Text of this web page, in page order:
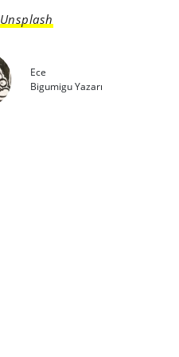
Unsplash
Ece
Bigumigu Yazarı